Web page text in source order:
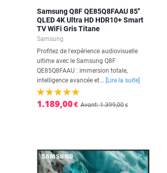
Samsung Q8F QE85Q8FAAU 85''
QLED 4K Ultra HD HDR10+ Smart
TV WiFi Gris Titane
Samsung
Profitez de l'expérience audiovisuelle
ultime avec le Samsung Q8F
QE85Q8FAAU : immersion totale,
intelligence avancée et...
[Lire la suite]
1.189,00€ Avant: 1.399,00€